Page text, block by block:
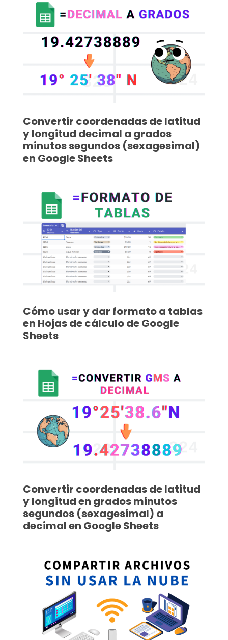
Convertir coordenadas de latitud
y longitud decimal a grados
minutos segundos (sexagesimal)
en Google Sheets
Cómo usar y dar formato a tablas
en Hojas de cálculo de Google
Sheets
Convertir coordenadas de latitud
y longitud en grados minutos
segundos (sexagesimal) a
decimal en Google Sheets